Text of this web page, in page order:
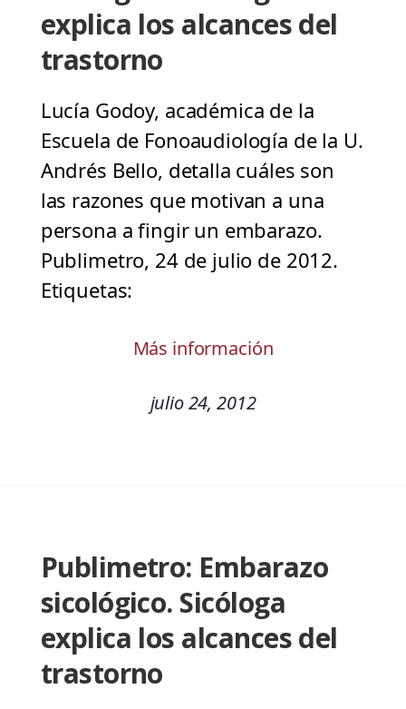
explica los alcances del
trastorno
Lucía Godoy, académica de la
Escuela de Fonoaudiología de la U.
Andrés Bello, detalla cuáles son
las razones que motivan a una
persona a fingir un embarazo.
Publimetro, 24 de julio de 2012.
Etiquetas:
Más información
julio 24, 2012
Publimetro: Embarazo
sicológico. Sicóloga
explica los alcances del
trastorno